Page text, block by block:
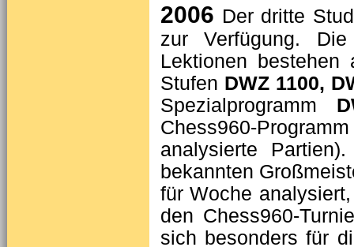
2006 Der dritte
zur Verfügung.
Lektionen bestehen
Stufen DWZ 1100,
Spezialprogramm
Chess960-
analysierte
bekannten
für Woche
den Chess960-
sich besonders für